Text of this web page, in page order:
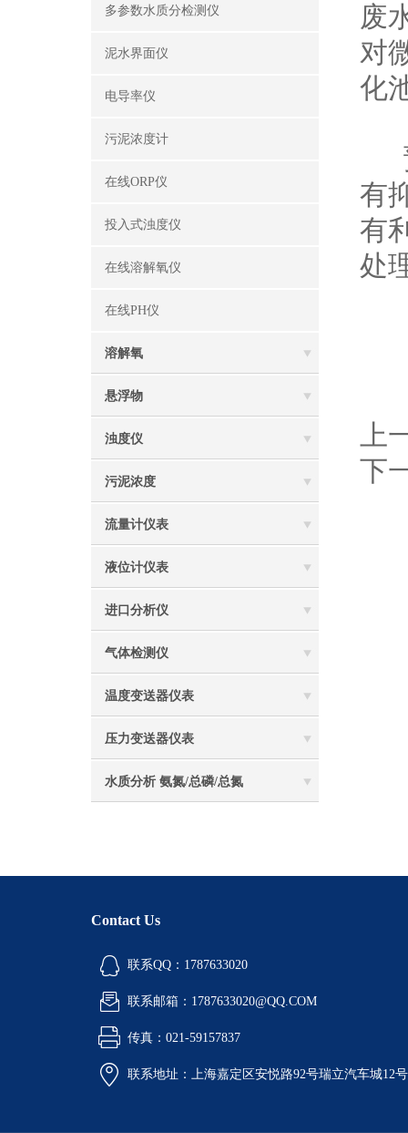
多参数水质分检测仪
泥水界面仪
电导率仪
污泥浓度计
在线ORP仪
投入式浊度仪
在线溶解氧仪
在线PH仪
溶解氧
悬浮物
浊度仪
污泥浓度
流量计仪表
液位计仪表
进口分析仪
气体检测仪
温度变送器仪表
压力变送器仪表
水质分析 氨氮/总磷/总氮
废
对
化
有
有
处
上
下
Contact Us
联系QQ：1787633020
联系邮箱：1787633020@QQ.COM
传真：021-59157837
联系地址：上海嘉定区安悦路92号瑞立汽车城12